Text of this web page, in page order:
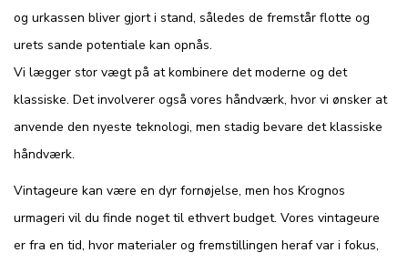
og urkassen bliver gjort i stand, således de fremstår flotte og
urets sande potentiale kan opnås.
Vi lægger stor vægt på at kombinere det moderne og det
klassiske. Det involverer også vores håndværk, hvor vi ønsker at
anvende den nyeste teknologi, men stadig bevare det klassiske
håndværk.
Vintageure kan være en dyr fornøjelse, men hos Krognos
urmageri vil du finde noget til ethvert budget. Vores vintageure
er fra en tid, hvor materialer og fremstillingen heraf var i fokus,